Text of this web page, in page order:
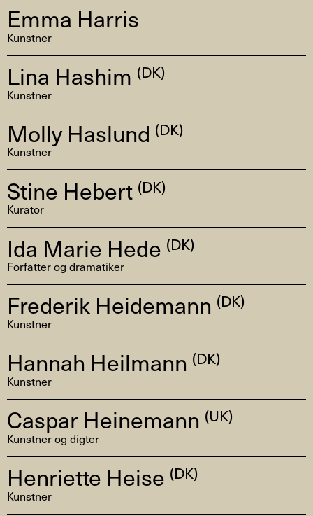
Emma Harris
Kunstner
Lina Hashim (DK)
Kunstner
Molly Haslund (DK)
Kunstner
Stine Hebert (DK)
Kurator
Ida Marie Hede (DK)
Forfatter og dramatiker
Frederik Heidemann (DK)
Kunstner
Hannah Heilmann (DK)
Kunstner
Caspar Heinemann (UK)
Kunstner og digter
Henriette Heise (DK)
Kunstner